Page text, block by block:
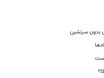
بدون سرنشین
است